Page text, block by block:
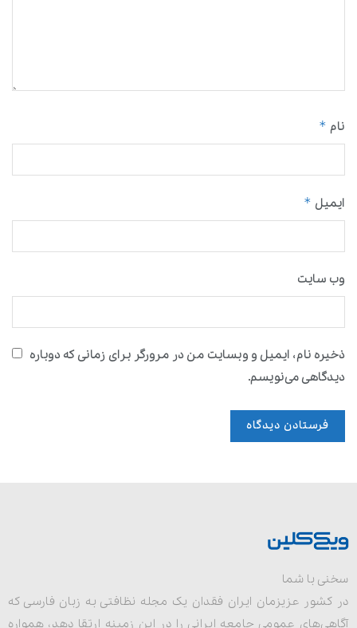
نام *
ایمیل *
وب‌ سایت
ذخیره نام، ایمیل و وبسایت من در مرورگر برای زمانی که دوباره
دیدگاهی می‌نویسم.
سخنی با شما
در کشور عزیزمان ایران فقدان یک مجله نظافتی به زبان فارسی که
آگاهی‌های عمومی جامعه ایرانی را در این زمینه ارتقا دهد، همواره